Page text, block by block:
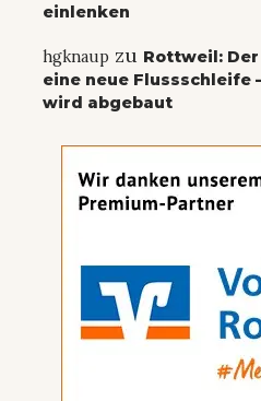
einlenken
hgknaup zu Rottweil:
eine neue Flussschleife
wird abgebaut